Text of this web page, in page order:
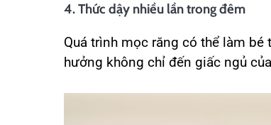
4. Thức dậy nhiều lần trong đêm
Quá trình mọc răng có thể làm
hưởng không chỉ đến giấc ngủ